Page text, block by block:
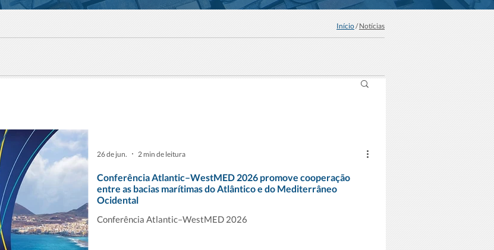
Início/Notícias
Conferência Atlantic–WestMED 2026 promove cooperação
entre as bacias marítimas do Atlântico e do Mediterrâneo
Ocidental
Conferência Atlantic–WestMED 2026
26 de jun. 2 min de leitura